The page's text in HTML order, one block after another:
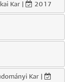
Kar | 2017
Kar |